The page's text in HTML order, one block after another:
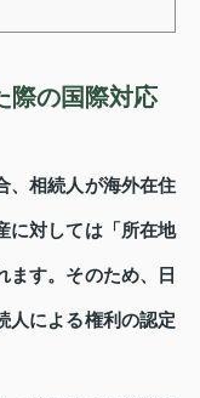
際の国際対応
、相続人が海外在住
に対しては「所在地
ます。そのため、日
人による権利の認定